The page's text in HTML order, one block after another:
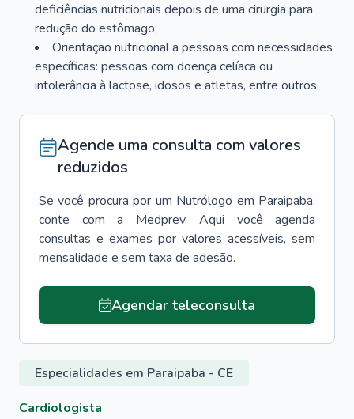
deficiências nutricionais depois de uma cirurgia para
redução do estômago;
Orientação nutricional a pessoas com necessidades
específicas: pessoas com doença celíaca ou
intolerância à lactose, idosos e atletas, entre outros.
Agende uma consulta com valores
reduzidos
Se você procura por um Nutrólogo em Paraipaba,
conte com a Medprev. Aqui você agenda
consultas e exames por valores acessíveis, sem
mensalidade e sem taxa de adesão.
Agendar teleconsulta
Especialidades em Paraipaba - CE
Cardiologista